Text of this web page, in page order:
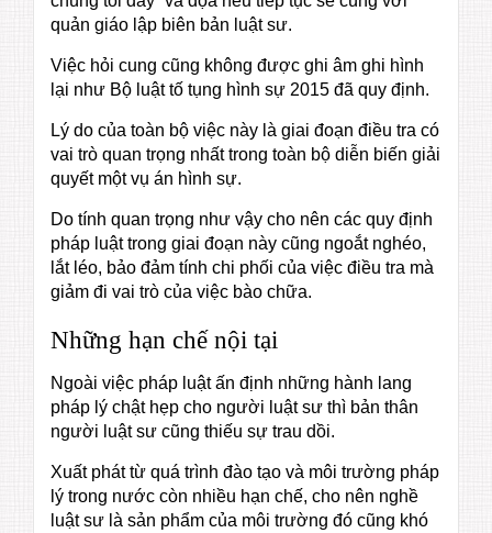
quản giáo lập biên bản luật sư.
Việc hỏi cung cũng không được ghi âm ghi hình
lại như Bộ luật tố tụng hình sự 2015 đã quy định.
Lý do của toàn bộ việc này là giai đoạn điều tra có
vai trò quan trọng nhất trong toàn bộ diễn biến giải
quyết một vụ án hình sự.
Do tính quan trọng như vậy cho nên các quy định
pháp luật trong giai đoạn này cũng ngoắt nghéo,
lắt léo, bảo đảm tính chi phối của việc điều tra mà
giảm đi vai trò của việc bào chữa.
Những hạn chế nội tại
Ngoài việc pháp luật ấn định những hành lang
pháp lý chật hẹp cho người luật sư thì bản thân
người luật sư cũng thiếu sự trau dồi.
Xuất phát từ quá trình đào tạo và môi trường pháp
lý trong nước còn nhiều hạn chế, cho nên nghề
luật sư là sản phẩm của môi trường đó cũng khó